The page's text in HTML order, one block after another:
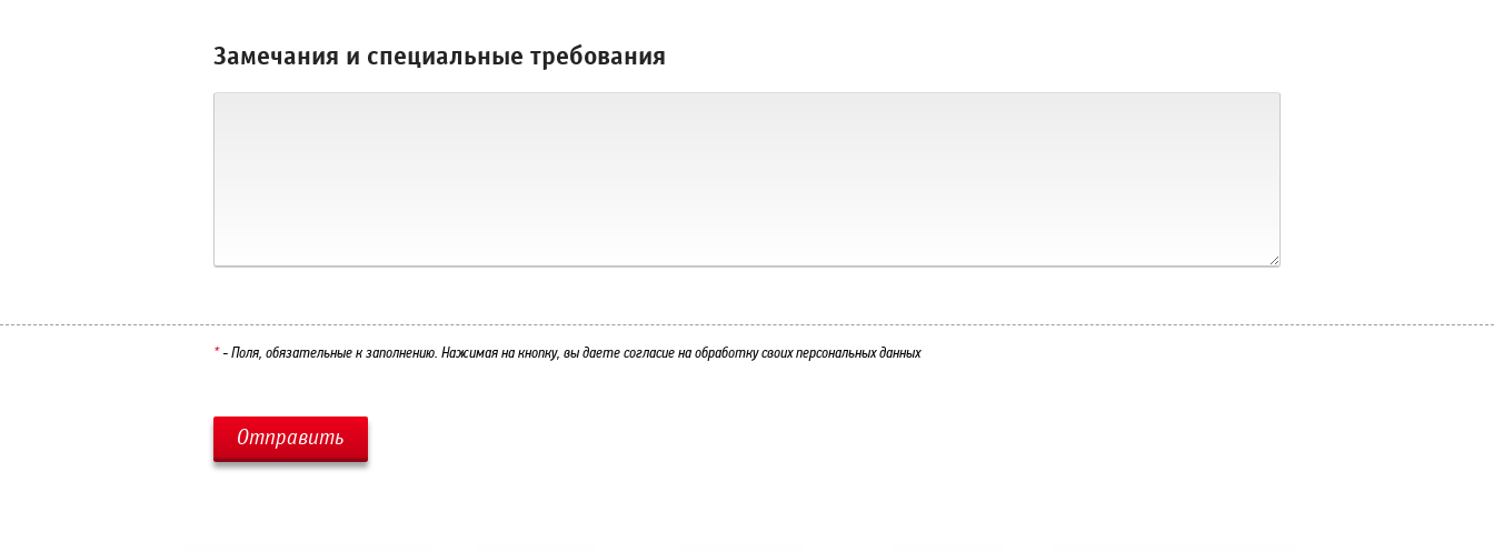
Замечания и специальные требования
*- Поля, обязательные к заполнению. Нажимая на кнопку, вы даете согласие на обработку своих персональных данных
Отправить